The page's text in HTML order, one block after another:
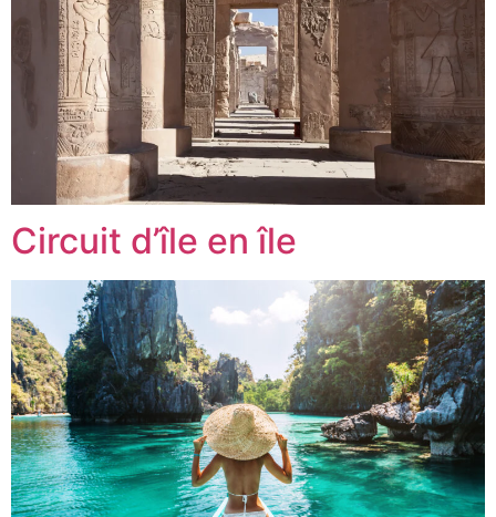
Circuit d’île en île